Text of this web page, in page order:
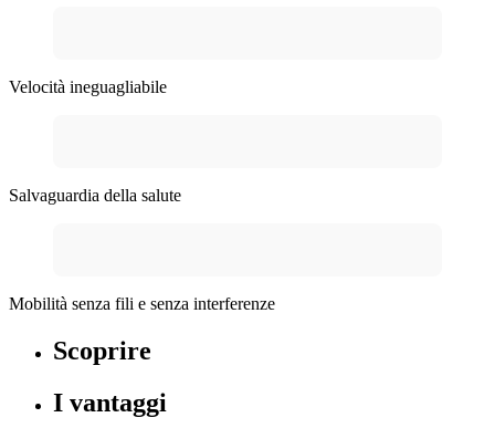
Velocità ineguagliabile
Salvaguardia della salute
Mobilità senza fili e senza interferenze
Scoprire
I vantaggi